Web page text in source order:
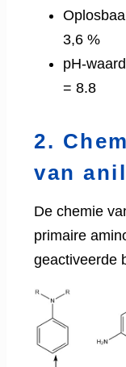
3,6 %
pH-
= 8.8
2.
van
De chemie
primaire
geactiveerde